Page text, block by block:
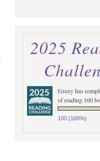
2025
Emmyhas
of reading 100
100 (100%)